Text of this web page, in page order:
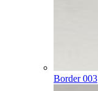
Border 003